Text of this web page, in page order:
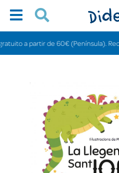
a partir de 60€ (Península).